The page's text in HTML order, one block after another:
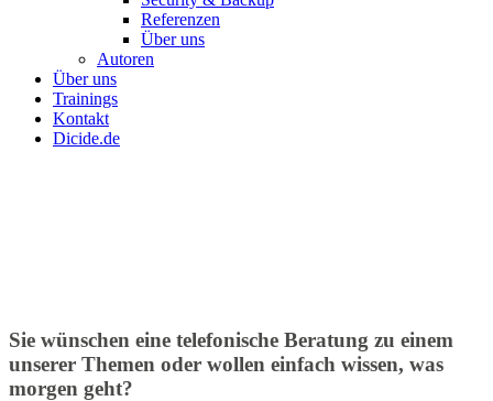
Referenzen
Über uns
Autoren
Über uns
Trainings
Kontakt
Dicide.de
Sie wünschen eine telefonische Beratung zu einem
unserer Themen oder wollen einfach wissen, was
morgen geht?